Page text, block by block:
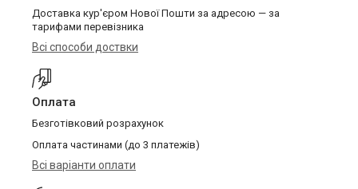
Доставка кур'єром Нової Пошти за адресою — за
тарифами перевізника
Всі способи доствки
Оплата
Безготівковий розрахунок
Оплата частинами (до 3 платежів)
Всі варіанти оплати